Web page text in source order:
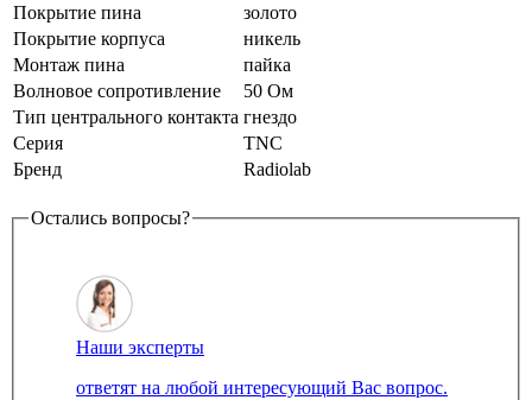
Покрытие пина
золото
Покрытие корпуса
никель
Монтаж пина
пайка
Волновое сопротивление
50 Ом
Тип центрального контакта гнездо
Серия
TNC
Бренд
Radiolab
Остались вопросы?
Наши эксперты
ответят на любой интересующий Вас вопрос.